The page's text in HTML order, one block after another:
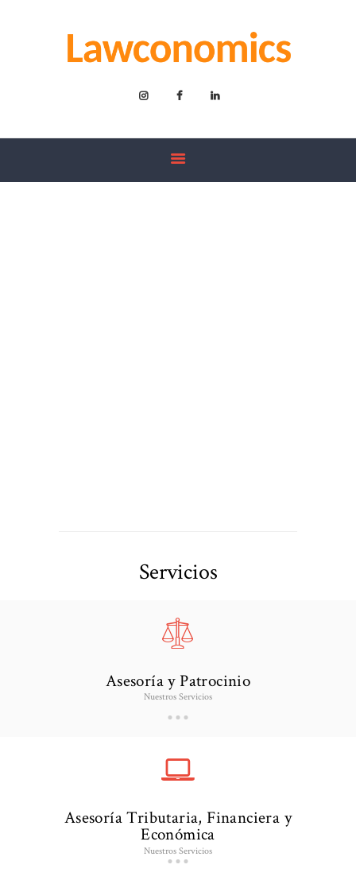
CONTÁCTANOS
Servicios
Asesoría y Patrocinio
Nuestros Servicios
Asesoría Tributaria, Financiera y
Económica
Nuestros Servicios